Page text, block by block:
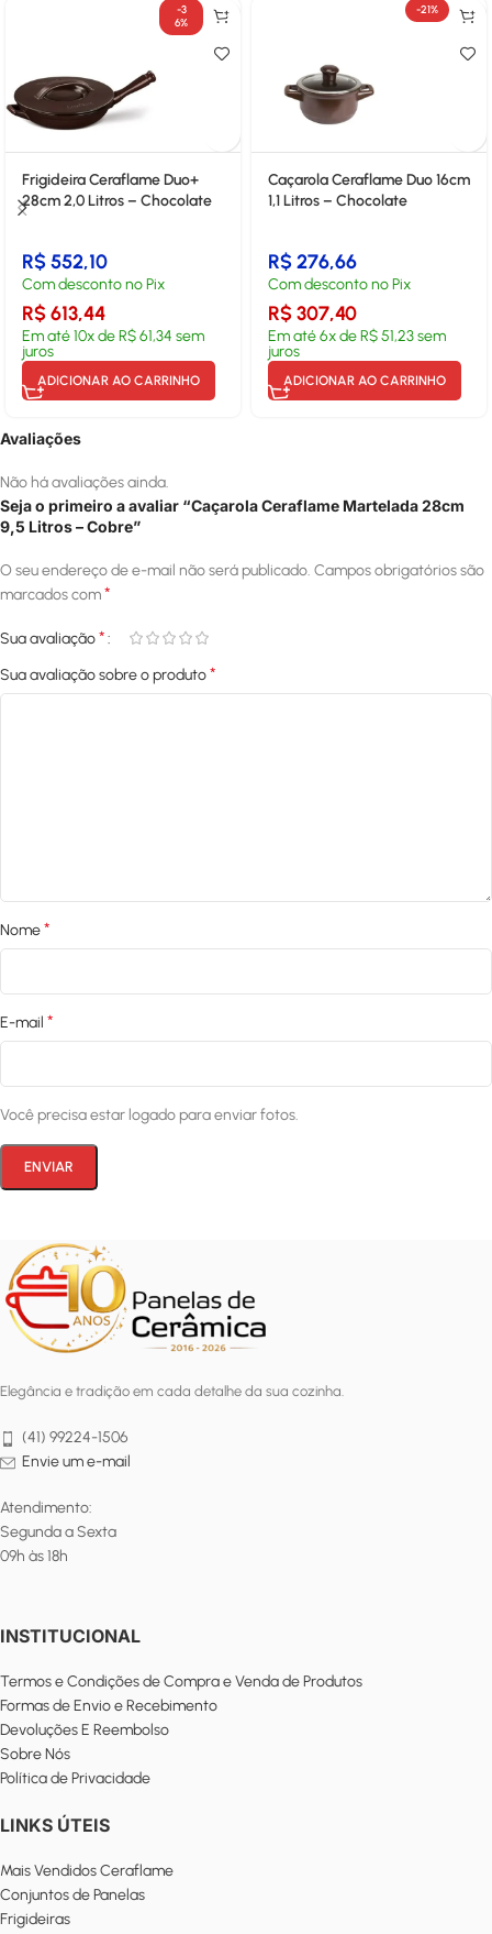
-3
6%
Frigideira Ceraflame Duo+
28cm 2,0 Litros – Chocolate
R$552,10
Com desconto no Pix
R$613,44
Em até10x deR$61,34 sem
juros
ADICIONAR AO CARRINHO
-21%
Caçarola Ceraflame Duo 16cm
1,1 Litros – Chocolate
R$276,66
Com desconto no Pix
R$307,40
Em até6x deR$51,23sem
juros
ADICIONAR AO CARRINHO
Avaliações
Não há avaliações ainda.
Seja o primeiro a avaliar “Caçarola Ceraflame Martelada 28cm
9,5 Litros – Cobre”
O seu endereço de e-mail não será publicado. Campos obrigatórios são
marcados com*
Sua avaliação*
Sua avaliação sobre o produto*
Nome*
E-mail *
Você precisa estar logado para enviar fotos.
Elegância e tradição em cada detalhe da sua cozinha.
(41) 99224-1506
Envie um e-mail
Atendimento:
Segunda a Sexta
09h às 18h
INSTITUCIONAL
Termos e Condições de Compra e Venda de Produtos
Formas de Envio e Recebimento
Devoluções E Reembolso
Sobre Nós
Política de Privacidade
LINKS ÚTEIS
Mais Vendidos Ceraflame
Conjuntos de Panelas
Frigideiras